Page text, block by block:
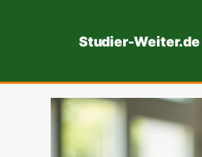
Studier-Weiter.de